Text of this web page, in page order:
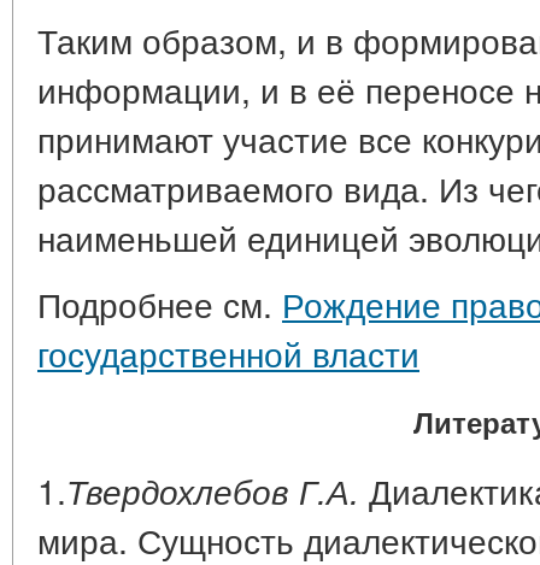
Таким образом, и в
информации, и в её переносе
принимают участие все
рассматриваемого вида. Из
наименьшей единицей
Подробнее см. Рождение
государственной власти
1.Твердохлебов Г.А.
мира. Сущность